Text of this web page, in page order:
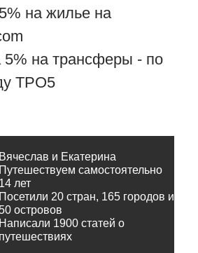
на жилье на
5% на трансферы - по
TPO5
Вячеслав и Екатерина
Путешествуем самостоятельно
14 лет
Посетили 20 стран, 165 городов и
островов
Написали 1900 статей о
путешествиях